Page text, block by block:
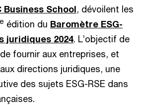
Business School, dévoilent les
édition du Baromètre ESG-
juridiques 2024. L’objectif de
fournir aux entreprises, et
directions juridiques, une
des sujets ESG-RSE dans